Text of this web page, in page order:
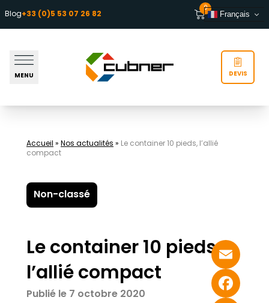
Aller au contenu
Blog+33 (0)5 53 07 26 82
0
Français
MENU DEVIS
Accueil» Nos actualités» Le container 10 pieds, l’allié
compact
Email
Non-classé
Le container 10 pieds,
l’allié compact
Publié le 7 octobre 2020